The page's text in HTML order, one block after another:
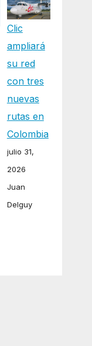
Clic
ampliará
su red
con tres
nuevas
rutas en
Colombia
julio 31,
2026
Juan
Delguy